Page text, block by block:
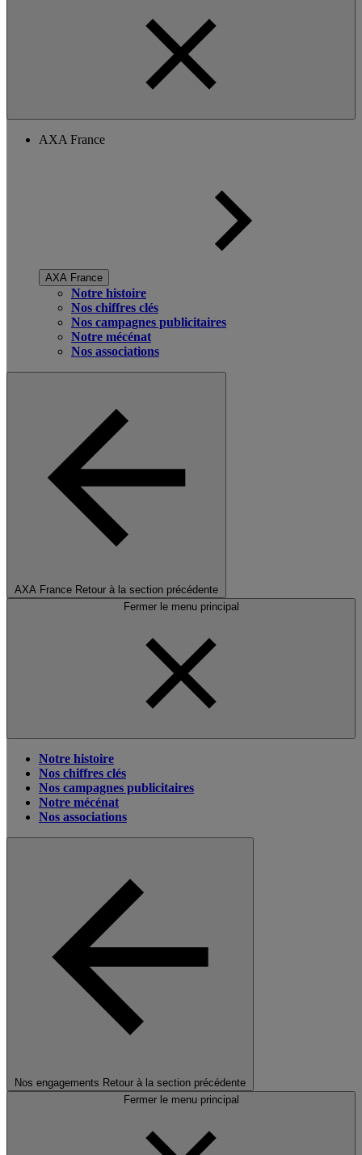
AXA France
AXA France
Notre histoire
Nos chiffres clés
Nos campagnes publicitaires
Notre mécénat
Nos associations
AXA France Retour à la section précédente
Fermer le menu principal
Notre histoire
Nos chiffres clés
Nos campagnes publicitaires
Notre mécénat
Nos associations
Nos engagements Retour à la section précédente
Fermer le menu principal